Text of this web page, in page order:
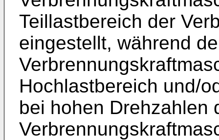
Teillastbereich der
eingestellt, während
Hochlastbereich und/
bei hohen Drehzahlen